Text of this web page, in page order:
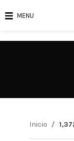
MENU
Inicio